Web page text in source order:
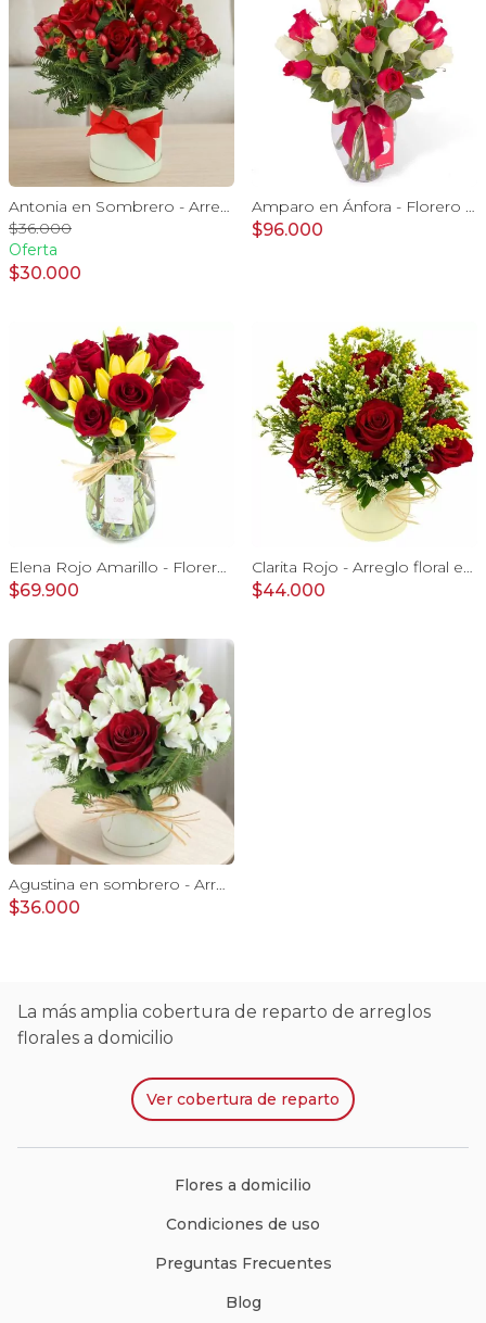
Antonia en Sombrero - Arreglo 9 rosas rojo e hypericum
$36.000
Oferta
$30.000
Amparo en Ánfora - Florero 24 rosas blanco y rojo
$96.000
Elena Rojo Amarillo - Florero rosas rojo y tulipanes amarillo
$69.900
Clarita Rojo - Arreglo floral en sombrerero con rosas Rojo, limonium y vara de oro
$44.000
Agustina en sombrero - Arreglo 9 rosas rojo y astromelias
$36.000
La más amplia cobertura de reparto de arreglos
florales a domicilio
Ver cobertura de reparto
Flores a domicilio
Condiciones de uso
Preguntas Frecuentes
Blog